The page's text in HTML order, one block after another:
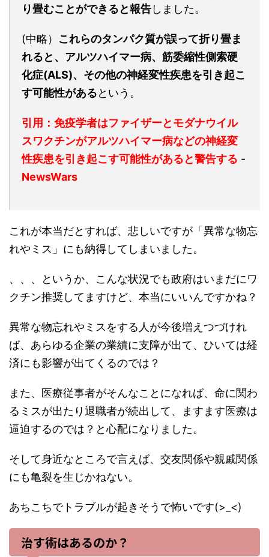
り畳むことができると報告しました。
(中略） これらのタンパク質が誤って折り畳ま
れると、アルツハイマー病、筋委縮性側索硬
化症(ALS)、その他の神経変性疾患を引き起こ
す可能性があるという。
引用：免疫学者はファイザーとモダナウイル
スワクチンがアルツハイマー病などの神経変
性疾患を引き起こす可能性があると警告する -
NewsWars
これが本当だとすれば、悲しいですが「異常な物忘
れやミス」にも納得してしまいました。
、、、というか、こんな状況でも政府はいまだにワ
クチン推奨してますけど、本当にいいんですかね？
異常な物忘れやミスをする人が今後増えつづけれ
ば、あらゆる企業の業績に支障が出て、ひいては経
済にも影響が出てくるのでは？
また、医療従事者がそんなことになれば、命に関わ
るミスが出たり退職者が続出して、ますます医療は
逼迫するのでは？と心配になりました。
そして身近なところで言えば、交友関係や親戚関係
にも亀裂を生じかねない。
あちこちでトラブルが起きそうで怖いです(>_<)
治す術はあるのか？